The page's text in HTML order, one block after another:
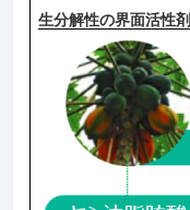
生分解性の界面活性剤